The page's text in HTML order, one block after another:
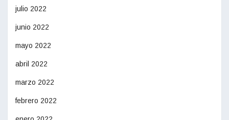
julio 2022
junio 2022
mayo 2022
abril 2022
marzo 2022
febrero 2022